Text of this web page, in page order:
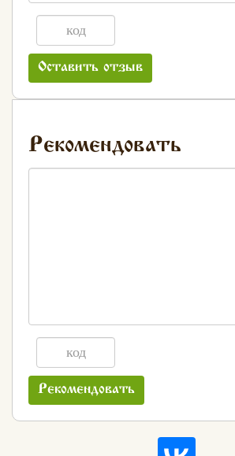
Оставить отзыв
Рекомендовать
Рекомендовать